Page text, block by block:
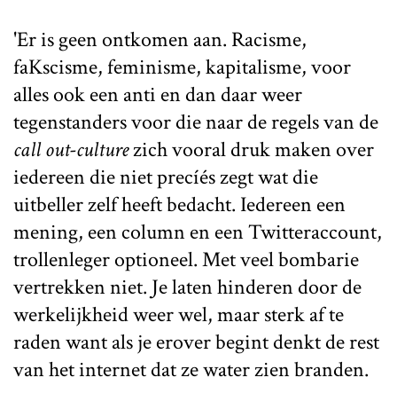
'Er is geen ontkomen aan. Racisme,
faKscisme, feminisme, kapitalisme, voor
alles ook een anti en dan daar weer
tegenstanders voor die naar de regels van de
call out-culturezich vooral druk maken over
iedereen die niet precíés zegt wat die
uitbeller zelf heeft bedacht. Iedereen een
mening, een column en een Twitteraccount,
trollenleger optioneel. Met veel bombarie
vertrekken niet. Je laten hinderen door de
werkelijkheid weer wel, maar sterk af te
raden want als je erover begint denkt de rest
van het internet dat ze water zien branden.